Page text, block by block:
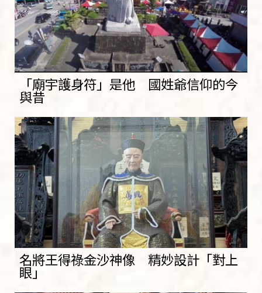
「廟宇護身符」是他 國姓爺信仰的今
與昔
名將王得祿金沙神像 精妙設計「對上
眼」